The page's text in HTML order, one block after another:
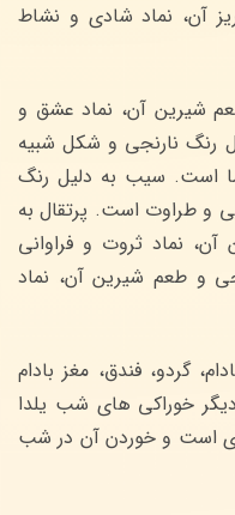
آن، نماد شادی و نشاط
شیرین آن، نماد عشق و
رنگ نارنجی و شکل شبیه
است. سیب به دلیل رنگ
و طراوت است. پرتقال به
نماد ثروت و فراوانی
و طعم شیرین آن، نماد
گردو، فندق، مغز بادام
خوراکی های شب یلدا
است و خوردن آن در شب